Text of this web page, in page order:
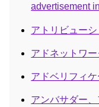
advertisement
アトリビュー
アドネットワ
アドベリフィ
アンバサダー